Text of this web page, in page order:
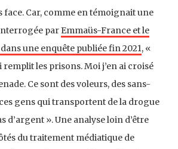
face. Car, comme en témoignait une
par Emmaüs-France et le
une enquête publiée fin 2021, «
remplit les prisons. Moi j’en ai croisé
Ce sont des voleurs, des sans-
gens qui transportent de la drogue
d’argent ». Une analyse loin d’être
du traitement médiatique de